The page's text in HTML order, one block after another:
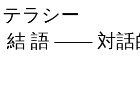
ラシー
対話的協